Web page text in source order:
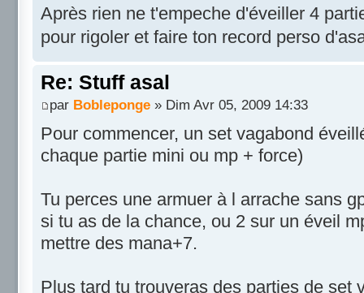
Après rien ne t'empeche d'éveiller 4
pour rigoler et faire ton record perso
Re: Stuff asal
par Bobleponge » Dim Avr 05, 2009 14:33
Pour commencer, un set vagabond
chaque partie mini ou mp + force)
Tu perces une armuer à l arrache sans
si tu as de la chance, ou 2 sur un éveil
mettre des mana+7.
Plus tard tu trouveras des parties de set